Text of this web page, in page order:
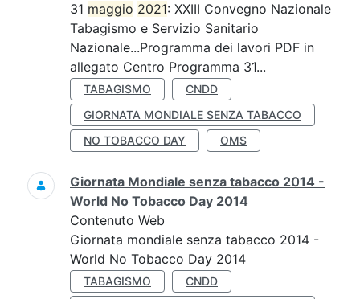
31 maggio 2021: XXIII Convegno Nazionale
Tabagismo e Servizio Sanitario
Nazionale...Programma dei lavori PDF in
allegato Centro Programma 31...
TABAGISMO
CNDD
GIORNATA MONDIALE SENZA TABACCO
NO TOBACCO DAY
OMS
Giornata Mondiale senza tabacco 2014 -
World No Tobacco Day 2014
Contenuto Web
Giornata mondiale senza tabacco 2014 -
World No Tobacco Day 2014
TABAGISMO
CNDD